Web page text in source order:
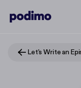
Let's Write an